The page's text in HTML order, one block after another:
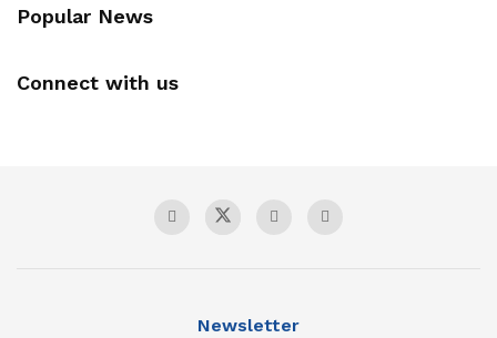
Popular News
Connect with us
Newsletter